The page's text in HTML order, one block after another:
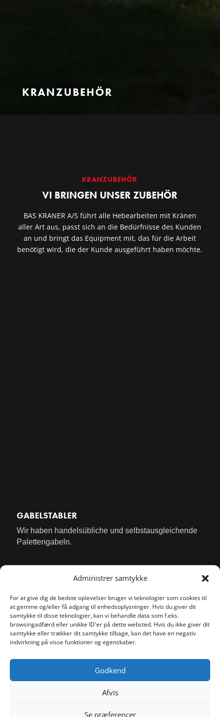
Administrer samtykke
For at give dig de bedste oplevelser bruger vi teknologier som cookies til
at gemme og/eller få adgang til enhedsoplysninger. Hvis du giver dit
samtykke til disse teknologier, kan vi behandle data som f.eks.
browsingadfærd eller unikke ID'er på dette websted. Hvis du ikke giver dit
samtykke eller trækker dit samtykke tilbage, kan det have en negativ
indvirkning på visse funktioner og egenskaber.
Godkend
Afvis
Se præferencer
KRANZUBEHÖR
KRANZUBEHÖR
VI BRINGEN UNSER ZUBEHÖR
BAS KRANER A/S führt alle Hebearbeiten mit Kränen
aller Art aus, passt sich an die Bedürfnisse des Kunden
an und bringt das Equipment mit, das für die Arbeit
benötigt wird, die der Kunde ausgeführt haben möchte.
GABELSTABLER
Wir haben handelsübliche und selbstausgleichende
Palettengabeln.